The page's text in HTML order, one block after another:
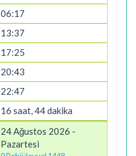
06:17
13:37
17:25
20:43
22:47
16 saat, 44 dakika
24 Ağustos 2026 -
Pazartesi